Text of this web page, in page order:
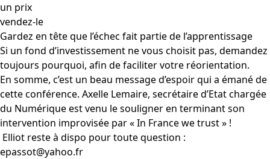
un prix
vendez-le
Gardez en tête que l’échec fait partie de l’apprentissage
Si un fond d’investissement ne vous choisit pas, demandez
toujours pourquoi, afin de faciliter votre réorientation.
En somme, c’est un beau message d’espoir qui a émané de
cette conférence. Axelle Lemaire, secrétaire d’Etat chargée
du Numérique est venu le souligner en terminant son
intervention improvisée par « In France we trust » !
Elliot reste à dispo pour toute question :
epassot@yahoo.fr